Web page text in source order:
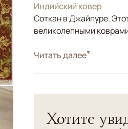
Индийский ковер
Соткан в Джайпуре.
великолепными
СтильКлассические
стрижкой ворса.
Читать далее
Хотите